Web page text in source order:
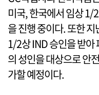
미국, 한국에서 임상 1/
을 진행 중이다. 또한
1/2상 IND 승인을 받아
의 성인을 대상으로 안
가할 예정이다.